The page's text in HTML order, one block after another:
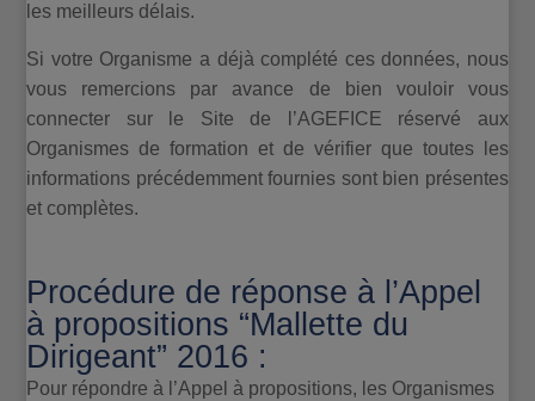
les meilleurs délais.
Si votre Organisme a déjà complété ces données, nous
vous remercions par avance de bien vouloir vous
connecter sur le Site de l’AGEFICE réservé aux
Organismes de formation et de vérifier que toutes les
informations précédemment fournies sont bien présentes
et complètes.
Procédure de réponse à l’Appel
à propositions “Mallette du
Dirigeant” 2016 :
Pour répondre à l’Appel à propositions, les Organismes